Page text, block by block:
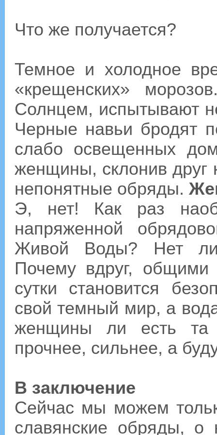
Что же получается?
Темное и холодное
«крещенских»
Солнцем, испытывают
Черные навьи бродят
слабо освещенных
женщины, склонив друг
непонятные обряды.
Э, нет! Как раз
напряженной
Живой Воды? Нет ли
Почему вдруг,
сутки становится
свой темный мир, а
женщины ли есть та
прочнее, сильнее, а
В заключение
Сейчас мы можем
славянские обряды,